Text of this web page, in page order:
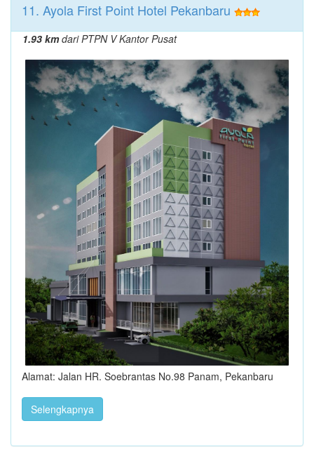
11. Ayola First Point Hotel Pekanbaru
1.93 kmdari PTPN V Kantor Pusat
Alamat: Jalan HR. Soebrantas No.98 Panam, Pekanbaru
Selengkapnya